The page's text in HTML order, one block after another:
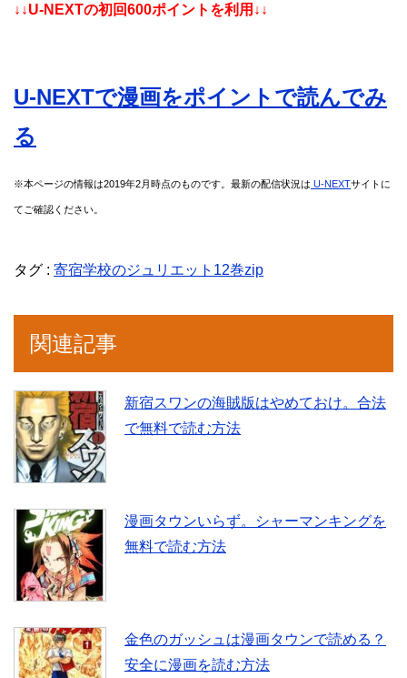
↓↓U-NEXTの初回600ポイントを利用↓↓
U-NEXTで漫画をポイントで読んでみ
る
※本ページの情報は2019年2月時点のものです。 最新の配信状況は U-NEXTサイトに
てご確認ください。
タグ : 寄宿学校のジュリエット12巻zip
関連記事
新宿スワンの海賊版はやめておけ。合法
で無料で読む方法
漫画タウンいらず。シャーマンキングを
無料で読む方法
金色のガッシュは漫画タウンで読める？
安全に漫画を読む方法